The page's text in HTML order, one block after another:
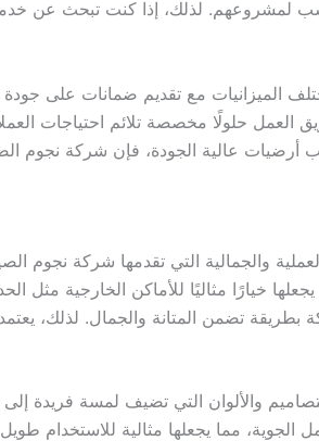
لمشروعهم. لذلك، إذا كنت تبحث عن
الميزانيات مع تقديم ضمانات على
حلولًا مخصصة تلائم احتياجات
عالية الجودة، فإن شركة نجوم
والجمالية التي تقدمها شركة نجوم
يجعلها خيارًا مثاليًا للأماكن الخارجية
بطريقة تضمن المتانة والجمال. لذلك،
والألوان التي تضيف لمسة فريدة
الجوية، مما يجعلها مثالية للاستخدام